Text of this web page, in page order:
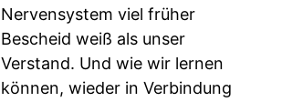
Nervensystem viel früher
Bescheid weiß als unser
Verstand. Und wie wir lernen
können, wieder in Verbindung